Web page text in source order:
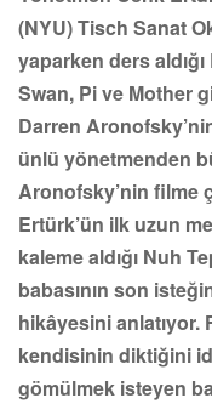
(NYU) Tisch Sanat
yaparken ders
Swan, Pi ve Mother
Darren
ünlü yönetmenden
Aronofsky’nin filme
Ertürk’ün ilk uzun
kaleme aldığı Nuh
babasının son
hikâyesini anlatıyor.
kendisinin diktiğini
gömülmek isteyen